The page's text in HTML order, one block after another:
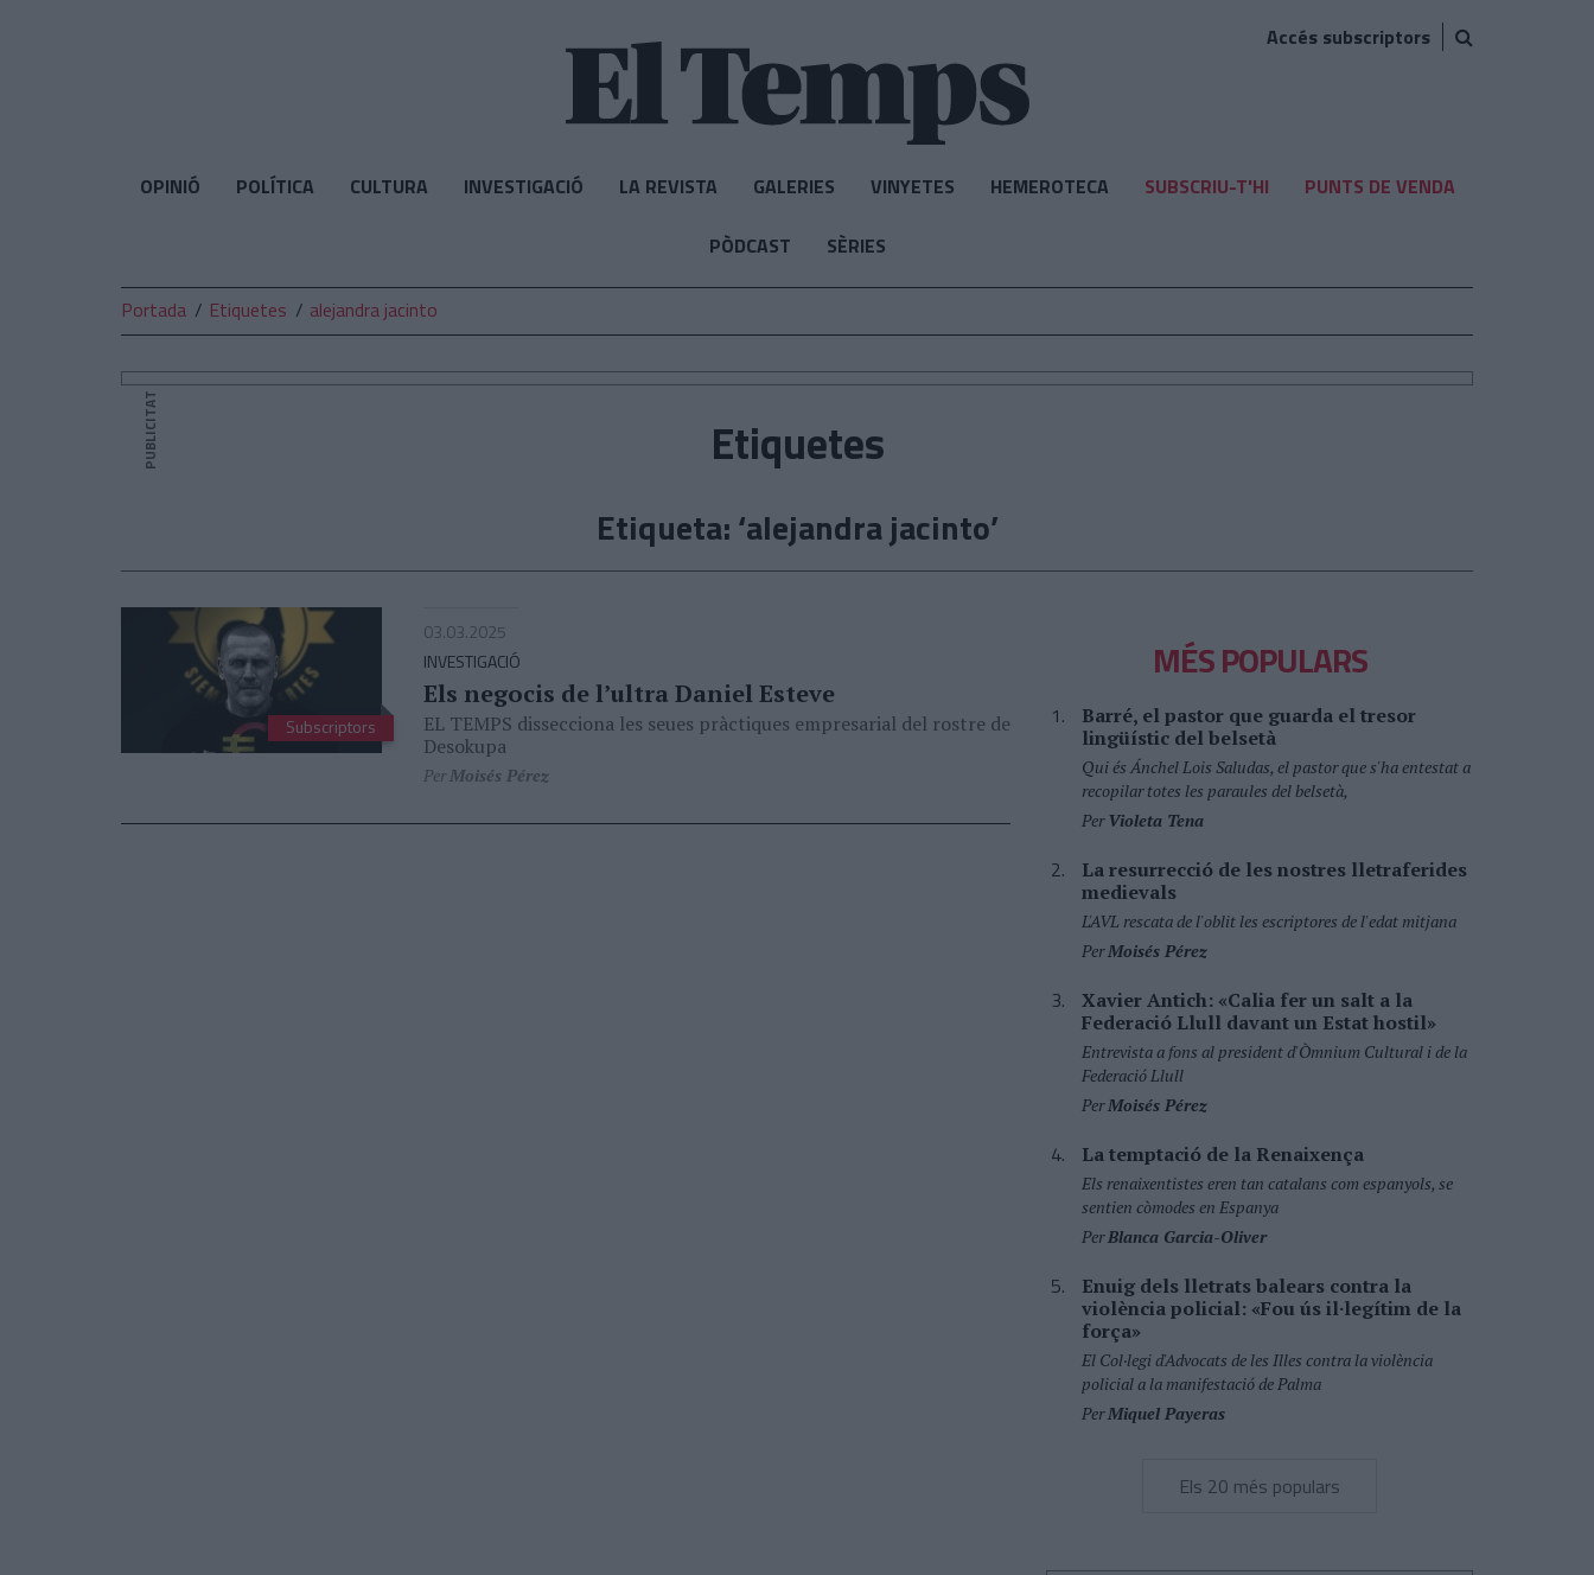
Accés subscriptors
OPINIÓ POLÍTICA CULTURA INVESTIGACIÓ LA REVISTA GALERIES VINYETES HEMEROTECA SUBSCRIU-T'HI PUNTS DE VENDA
PÒDCAST SÈRIES
Portada Etiquetes alejandra jacinto
PUBLICITAT Etiquetes
Etiqueta: ‘alejandra jacinto’
Subscriptors
03.03.2025
INVESTIGACIÓ
Els negocis de l’ultra Daniel Esteve
EL TEMPS dissecciona les seues pràctiques empresarial del rostre de
Desokupa
PerMoisés Pérez
MÉS POPULARS
Barré, el pastor que guarda el tresor
lingüístic del belsetà
Qui és Ánchel Lois Saludas, el pastor que s'ha entestat a
recopilar totes les paraules del belsetà,
PerVioleta Tena
La resurrecció de les nostres lletraferides
medievals
L'AVL rescata de l'oblit les escriptores de l'edat mitjana
PerMoisés Pérez
Xavier Antich: «Calia fer un salt a la
Federació Llull davant un Estat hostil»
Entrevista a fons al president d'Òmnium Cultural i de la
Federació Llull
PerMoisés Pérez
La temptació de la Renaixença
Els renaixentistes eren tan catalans com espanyols, se
sentien còmodes en Espanya
PerBlanca Garcia-Oliver
Enuig dels lletrats balears contra la
violència policial: «Fou ús il·legítim de la
força»
El Col·legi d'Advocats de les Illes contra la violència
policial a la manifestació de Palma
PerMiquel Payeras
Els 20 més populars